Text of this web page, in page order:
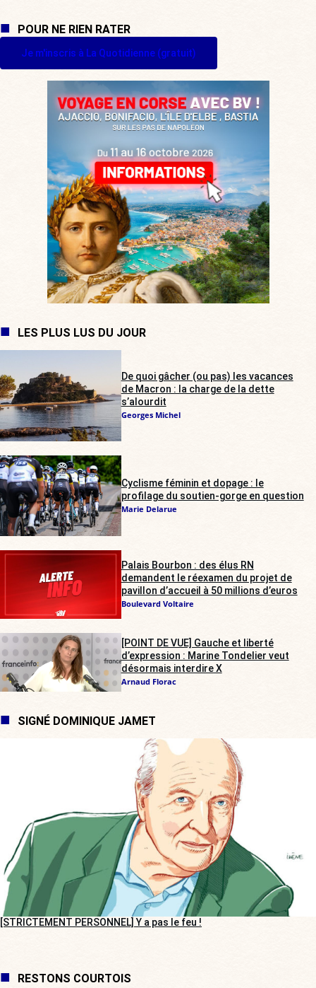
POUR NE RIEN RATER
Je m'inscris à La Quotidienne (gratuit)
LES PLUS LUS DU JOUR
De quoi gâcher (ou pas) les vacances
de Macron : la charge de la dette
s’alourdit
Georges Michel
Cyclisme féminin et dopage : le
profilage du soutien-gorge en question
Marie Delarue
Palais Bourbon : des élus RN
demandent le réexamen du projet de
pavillon d’accueil à 50 millions d’euros
Boulevard Voltaire
[POINT DE VUE] Gauche et liberté
d’expression : Marine Tondelier veut
désormais interdire X
Arnaud Florac
SIGNÉ DOMINIQUE JAMET
[STRICTEMENT PERSONNEL] Y a pas le feu !
RESTONS COURTOIS